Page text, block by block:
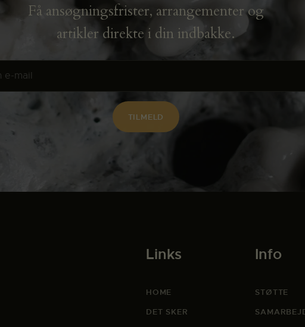
Få ansøgningsfrister, arrangementer og
artikler direkte i din indbakke.
Links
HOME
DET SKER
Info
STØTTE